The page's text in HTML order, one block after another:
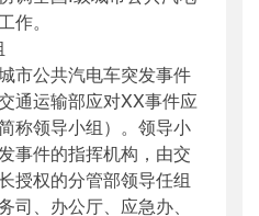
作。
公共汽电车突发事件
通运输部应对XX事件应
称领导小组）。领导小
事件的指挥机构，由交
授权的分管部领导任组
司、办公厅、应急办、